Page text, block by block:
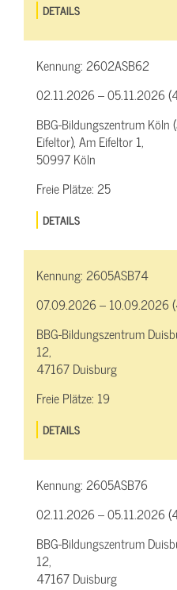
DETAILS
Kennung:2602ASB62
02.11.2026 – 05.11.2026
BBG-Bildungszentrum Köln
Eifeltor), Am Eifeltor 1,
50997 Köln
Freie Plätze:25
DETAILS
Kennung:2605ASB74
07.09.2026 – 10.09.2026
BBG-Bildungszentrum
12,
47167 Duisburg
Freie Plätze: 19
DETAILS
Kennung:2605ASB76
02.11.2026 – 05.11.2026
BBG-Bildungszentrum
12,
47167 Duisburg